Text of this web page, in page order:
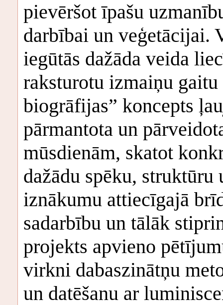
pievēršot īpašu
darbībai un veģetācijai.
iegūtās dažāda veida
raksturotu izmaiņu
biogrāfijas” koncepts
pārmantota un
mūsdienām, skatot
dažādu spēku,
iznākumu attiecīgajā
sadarbību un tālāk
projekts apvieno
virkni dabaszinātņu
un datēšanu ar